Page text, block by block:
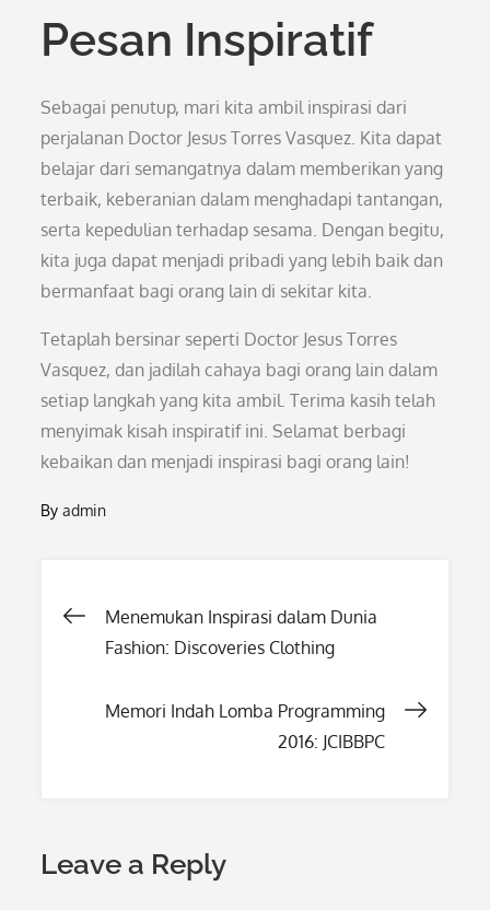
Pesan Inspiratif
Sebagai penutup, mari kita ambil inspirasi dari
perjalanan Doctor Jesus Torres Vasquez. Kita dapat
belajar dari semangatnya dalam memberikan yang
terbaik, keberanian dalam menghadapi tantangan,
serta kepedulian terhadap sesama. Dengan begitu,
kita juga dapat menjadi pribadi yang lebih baik dan
bermanfaat bagi orang lain di sekitar kita.
Tetaplah bersinar seperti Doctor Jesus Torres
Vasquez, dan jadilah cahaya bagi orang lain dalam
setiap langkah yang kita ambil. Terima kasih telah
menyimak kisah inspiratif ini. Selamat berbagi
kebaikan dan menjadi inspirasi bagi orang lain!
Byadmin
Post
Menemukan Inspirasi dalam Dunia
Fashion: Discoveries Clothing
Memori Indah Lomba Programming
2016: JCIBBPC
Leave a Reply